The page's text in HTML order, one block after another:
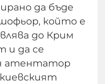
да бъде
който е
до Крим
и да се
атентатор